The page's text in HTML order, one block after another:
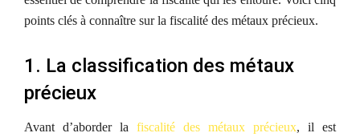
points clés à connaître sur la fiscalité des métaux précieux.
1. La classification des métaux
précieux
Avant d’aborder la fiscalité des métaux précieux, il est